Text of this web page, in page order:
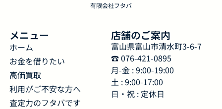
有限会社フタバ
メニュー
ホーム
お金を借りたい
高価買取
利用がご不安な方へ
査定力のフタバです
店舗のご案内
富山県富山市清水町3-6-7
☎︎ 076-421-0895
月-金 : 9:00-19:00
土 : 9:00-17:00
日・祝 : 定休日